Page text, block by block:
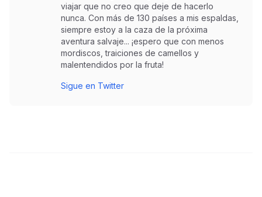
viajar que no creo que deje de hacerlo
nunca. Con más de 130 países a mis espaldas,
siempre estoy a la caza de la próxima
aventura salvaje... ¡espero que con menos
mordiscos, traiciones de camellos y
malentendidos por la fruta!
Sigue en Twitter